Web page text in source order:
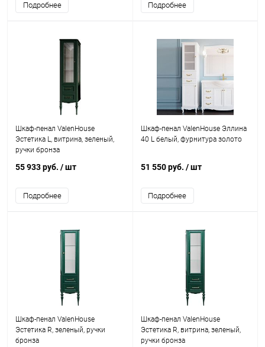
Подробнее Подробнее
Шкаф-пенал ValenHouse
Эстетика L, витрина, зеленый,
ручки бронза
55 933 руб. / шт
Подробнее
Шкаф-пенал ValenHouse Эллина
40 L белый, фурнитура золото
51 550 руб. / шт
Подробнее
Шкаф-пенал ValenHouse
Эстетика R, зеленый, ручки
бронза
Шкаф-пенал ValenHouse
Эстетика R, витрина, зеленый,
ручки бронза